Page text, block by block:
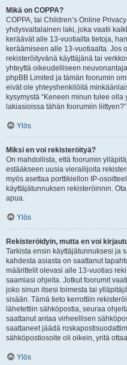
Mikä on COPPA?
COPPA, tai Children’s Online
yhdysvaltalainen laki, joka vaatii
keräävät alle 13-vuotiailta tietoja,
keräämiseen alle 13-vuotiaalta. Jos
rekisteröityvänä käyttäjänä tai
yhteyttä oikeudelliseen
phpBB Limited ja tämän foorumin
eivät ole yhteyshenkilöitä
kysymystä “Keneen minun tulee
lakiasioissa tähän foorumiin
Ylös
Miksi en voi rekisteröityä?
On mahdollista, että foorumin
estääkseen uusia vierailijoita
myös asettaa porttikiellon IP-
käyttäjätunnuksen rekisteröinnin.
apua.
Ylös
Rekisteröidyin, mutta en voi
Tarkista ensin käyttäjätunnuksesi ja
kahdesta asiasta on saattanut
määrittelit olevasi alle 13-vuotias
saamiasi ohjeita. Jotkut foorumit
joko sinun itsesi toimesta tai
sisään. Tämä tieto kerrottiin
lähetettiin sähköpostia, seuraa
saattanut antaa virheellisen
saattaneet jäädä
sähköpostiosoite oli oikein, yritä
Ylös